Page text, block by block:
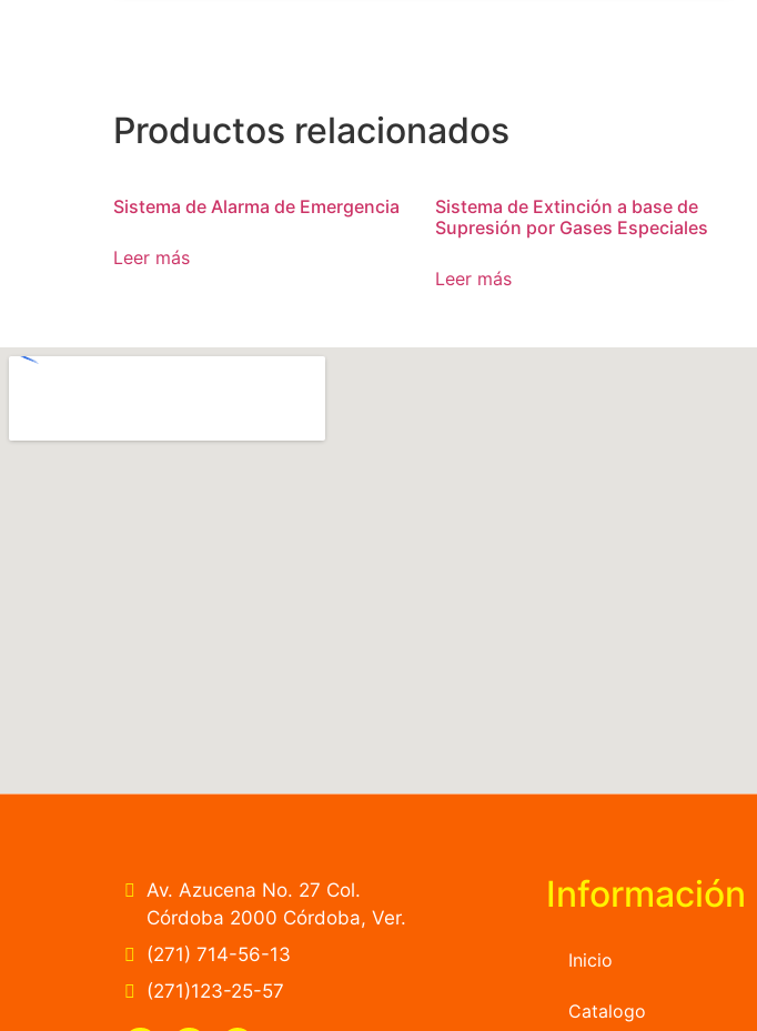
Productos relacionados
Sistema de Alarma de Emergencia
Leer más
Sistema de Extinción a base de
Supresión por Gases Especiales
Leer más
Av. Azucena No. 27 Col.
Córdoba 2000 Córdoba, Ver.
(271) 714-56-13
(271)123-25-57
Información
Inicio
Catalogo